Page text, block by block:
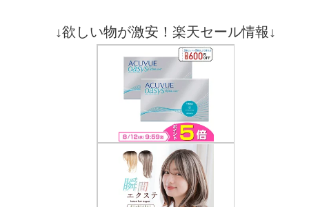
↓欲しい物が激安！楽天セール情報↓